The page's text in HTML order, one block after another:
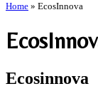
Home » EcosInnova
Ecosinnova